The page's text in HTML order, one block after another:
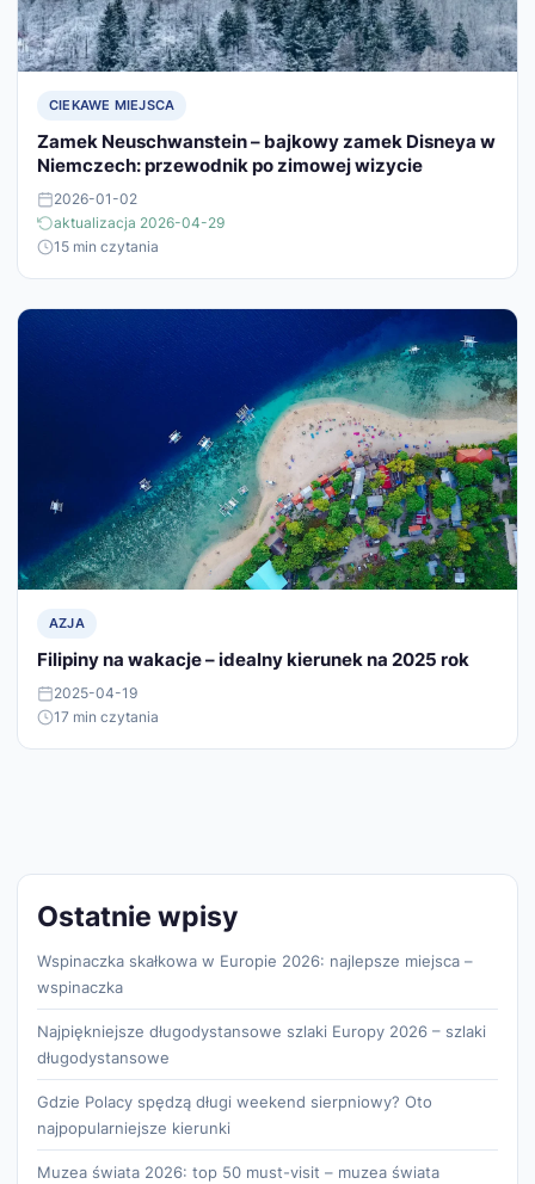
CIEKAWE MIEJSCA
Zamek Neuschwanstein – bajkowy zamek Disneya w
Niemczech: przewodnik po zimowej wizycie
2026-01-02
aktualizacja 2026-04-29
15 min czytania
AZJA
Filipiny na wakacje – idealny kierunek na 2025 rok
2025-04-19
17 min czytania
Ostatnie wpisy
Wspinaczka skałkowa w Europie 2026: najlepsze miejsca –
wspinaczka
Najpiękniejsze długodystansowe szlaki Europy 2026 – szlaki
długodystansowe
Gdzie Polacy spędzą długi weekend sierpniowy? Oto
najpopularniejsze kierunki
Muzea świata 2026: top 50 must-visit – muzea świata